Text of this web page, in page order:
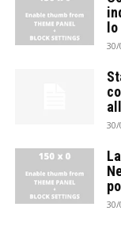
30/
30/
30/